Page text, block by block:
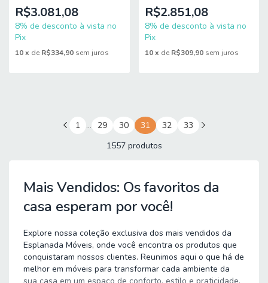
R$3.081,08
8% de desconto à vista no
Pix
10x de R$334,90 sem juros
R$2.851,08
8% de desconto à vista no
Pix
10 x de R$309,90 sem juros
1 … 29 30 31 32
33
1557 produtos
Mais Vendidos: Os favoritos da
casa esperam por você!
Explore nossa coleção exclusiva dos mais vendidos da
Esplanada Móveis, onde você encontra os produtos que
conquistaram nossos clientes. Reunimos aqui o que há de
melhor em móveis para transformar cada ambiente da